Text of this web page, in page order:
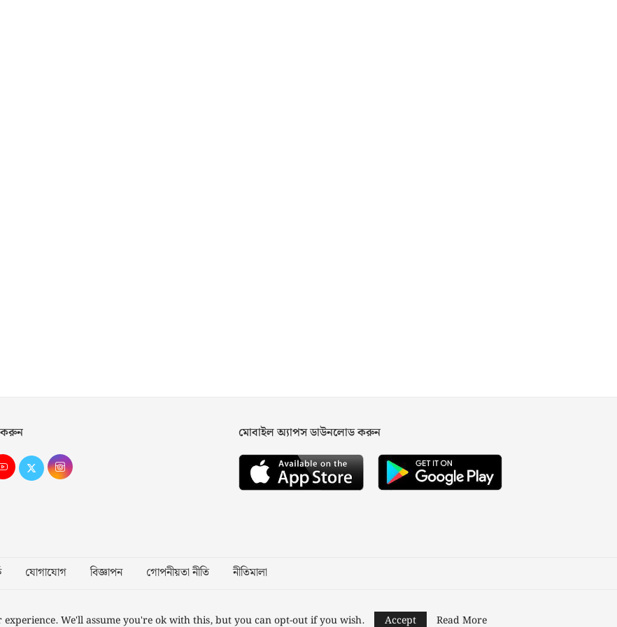
মোবাইল অ্যাপস ডাউনলোড করুন
যোগাযোগ বিজ্ঞাপন গোপনীয়তা নীতি নীতিমালা
Designed and Developed byNusratech Pte Ltd.
experience. We'll assume you're ok with this, but you can opt-out if you wish. Accept Read More